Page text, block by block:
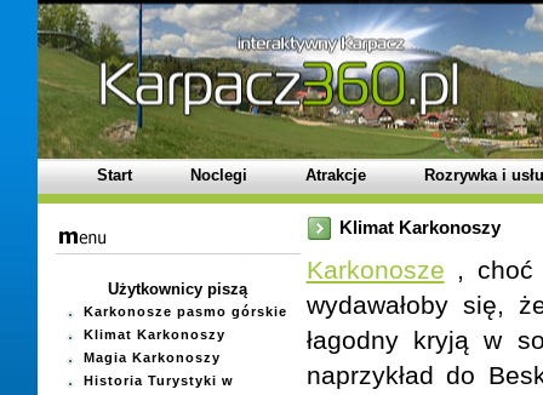
Start Noclegi Atrakcje Rozrywka i
Użytkownicy piszą
Karkonosze pasmo górskie
Klimat Karkonoszy
Magia Karkonoszy
Historia Turystyki w
Klimat Karkonoszy
Karkonosze , choć
wydawałoby się,
łagodny kryją w
naprzykład do